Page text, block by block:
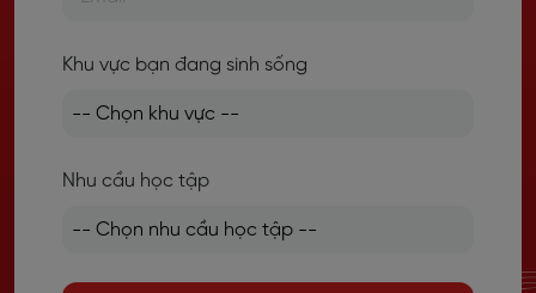
Khu vực bạn đang sinh sống
Nhu cầu học tập